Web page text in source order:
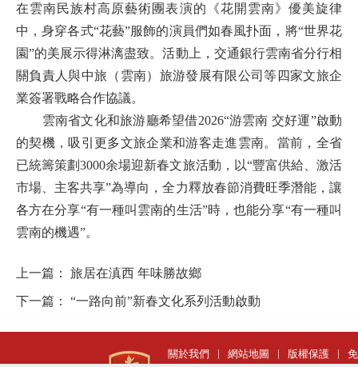
在雲南民族村高原藝術團表演的《花開雲南》優美旋律
中，身穿各式“花藝”服飾的演員們如春風扑面，將“世界花
園”的美展示得淋漓盡致。活動上，交通銀行雲南省分行相
關負責人與中旅（雲南）旅游發展有限公司等四家文旅企
業簽署戰略合作協議。
雲南省文化和旅游廳希望借2026“游雲南 交好運”啟動
的契機，吸引更多文旅企業和游客走進雲南。當前，全省
已統籌策劃3000余場迎新春文旅活動，以“豐富供給、激活
市場、主客共享”為導向，全力釋放春節消費旺季潛能，讓
各方在分享“有一種叫雲南的生活”時，也能分享“有一種叫
雲南的機遇”。
上一篇： 旅居在滇西 年味勝故鄉
下一篇： “一路向前”新春文化系列活動啟動